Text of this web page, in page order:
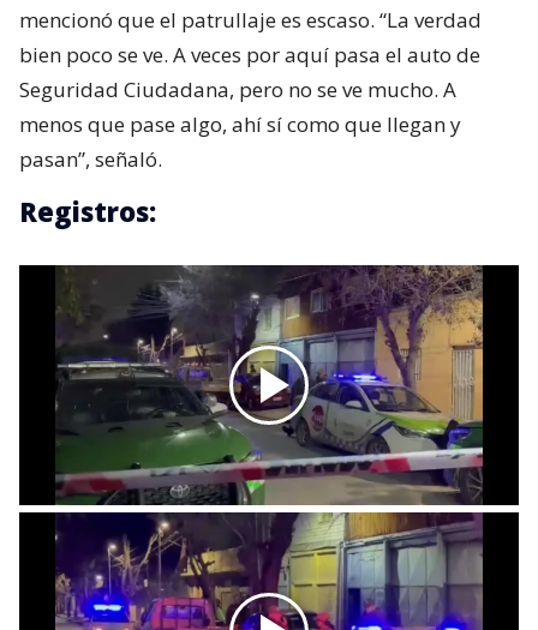
mencionó que el patrullaje es escaso. “La verdad
bien poco se ve. A veces por aquí pasa el auto de
Seguridad Ciudadana, pero no se ve mucho. A
menos que pase algo, ahí sí como que llegan y
pasan”, señaló.
Registros: